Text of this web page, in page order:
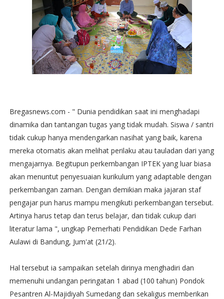
Bregasnews.com - " Dunia pendidikan saat ini menghadapi
dinamika dan tantangan tugas yang tidak mudah. Siswa / santri
tidak cukup hanya mendengarkan nasihat yang baik, karena
mereka otomatis akan melihat perilaku atau tauladan dari yang
mengajarnya. Begitupun perkembangan IPTEK yang luar biasa
akan menuntut penyesuaian kurikulum yang adaptable dengan
perkembangan zaman. Dengan demikian maka jajaran staf
pengajar pun harus mampu mengikuti perkembangan tersebut.
Artinya harus tetap dan terus belajar, dan tidak cukup dari
literatur lama ", ungkap Pemerhati Pendidikan Dede Farhan
Aulawi di Bandung, Jum'at (21/2).
Hal tersebut ia sampaikan setelah dirinya menghadiri dan
memenuhi undangan peringatan 1 abad (100 tahun) Pondok
Pesantren Al-Majidiyah Sumedang dan sekaligus memberikan